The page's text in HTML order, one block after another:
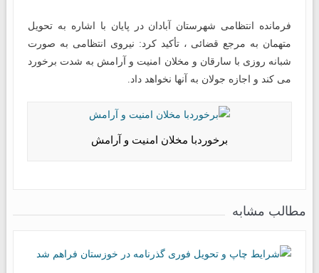
فرمانده انتظامی شهرستان آبادان در پایان با اشاره به تحویل
متهمان به مرجع قضائی ، تأکید کرد: نیروی انتظامی به صورت
شبانه روزی با سارقان و مخلان امنیت و آرامش به شدت برخورد
می کند و اجازه جولان به آنها نخواهد داد.
برخوردبا مخلان امنیت و آرامش
مطالب مشابه